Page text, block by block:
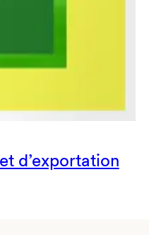
d’exportation